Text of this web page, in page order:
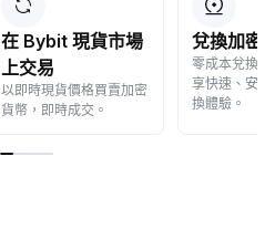
在 Bybit 現貨市場
上交易
以即時現貨價格買賣加密
貨幣，即時成交。
兌換加密
零成本兌換
享快速、安
換體驗。